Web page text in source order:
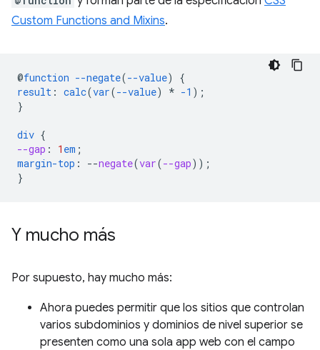
Custom Functions and Mixins.
@function --negate(--value)
{
result : calc(var(--value) * -1 );
}
div {
--gap : 1 em ;
margin-top : --negate(var(--gap));
}
Y mucho más
Por supuesto, hay mucho más:
Ahora puedes permitir que los sitios que controlan
varios subdominios y dominios de nivel superior se
presenten como una sola app web con el campo